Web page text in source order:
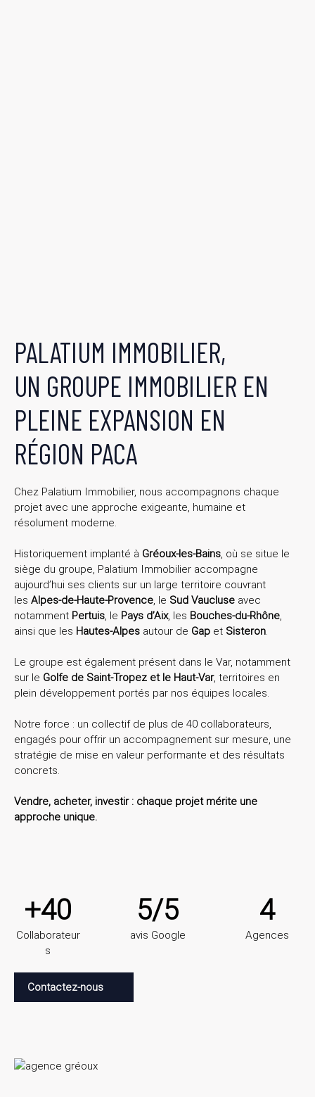
PALATIUM IMMOBILIER,
UN GROUPE IMMOBILIER EN
PLEINE EXPANSION EN
RÉGION PACA
Chez Palatium Immobilier, nous accompagnons chaque
projet avec une approche exigeante, humaine et
résolument moderne.
Historiquement implanté à Gréoux-les-Bains, où se situe le
siège du groupe, Palatium Immobilier accompagne
aujourd’hui ses clients sur un large territoire couvrant
les Alpes-de-Haute-Provence, le Sud Vaucluse avec
notamment Pertuis, le Pays d’Aix, les Bouches-du-Rhône,
ainsi que les Hautes-Alpes autour de Gap et Sisteron.
Le groupe est également présent dans le Var, notamment
sur le Golfe de Saint-Tropez et le Haut-Var, territoires en
plein développement portés par nos équipes locales.
Notre force : un collectif de plus de 40 collaborateurs,
engagés pour offrir un accompagnement sur mesure, une
stratégie de mise en valeur performante et des résultats
concrets.
Vendre, acheter, investir : chaque projet mérite une
approche unique.
+40
Collaborateur
s
5/5
avis Google
4
Agences
Contactez-nous